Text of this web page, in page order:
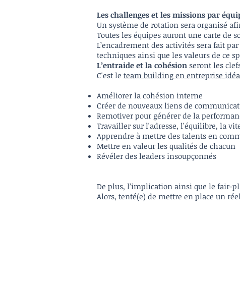
Les challenges et les missions par
Un système de rotation sera organisé
Toutes les équipes auront une carte de
L’encadrement des activités sera fait
techniques ainsi que les valeurs de ce
L’entraide et la cohésion seront les
C'est le team building en entreprise
Améliorer la cohésion interne
Créer de nouveaux liens de
Remotiver pour générer de la
Travailler sur l'adresse, l'équilibre, la
Apprendre à mettre des talents en
Mettre en valeur les qualités de chacun
Révéler des leaders insoupçonnés
De plus, l’implication ainsi que le fair-
Alors, tenté(e) de mettre en place un